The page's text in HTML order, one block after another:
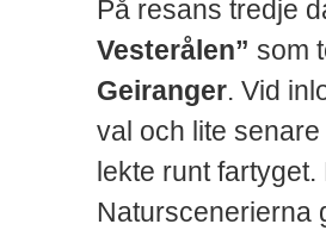
På resans tredje
Vesterålen” som
Geiranger. Vid
val och lite
lekte runt
Naturscenerierna